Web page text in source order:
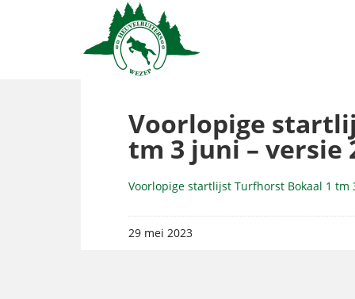
Voorlopige
tm 3 juni – versie
Voorlopige startlijst Turfhorst Bokaal 1 tm
29 mei 2023